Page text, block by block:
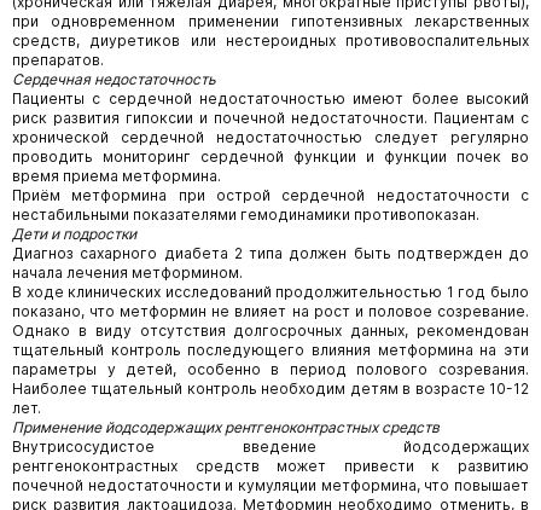
при одновременном применении гипотензивных лекарственных
средств, диуретиков или нестероидных противовоспалительных
препаратов.
Сердечная недостаточность
Пациенты с сердечной недостаточностью имеют более высокий
риск развития гипоксии и почечной недостаточности. Пациентам с
хронической сердечной недостаточностью следует регулярно
проводить мониторинг сердечной функции и функции почек во
время приема метформина.
Приём метформина при острой сердечной недостаточности с
нестабильными показателями гемодинамики противопоказан.
Дети и подростки
Диагноз сахарного диабета 2 типа должен быть подтвержден до
начала лечения метформином.
В ходе клинических исследований продолжительностью 1 год было
показано, что метформин не влияет на рост и половое созревание.
Однако в виду отсутствия долгосрочных данных, рекомендован
тщательный контроль последующего влияния метформина на эти
параметры у детей, особенно в период полового созревания.
Наиболее тщательный контроль необходим детям в возрасте 10-12
лет.
Применение йодсодержащих рентгеноконтрастных средств
Внутрисосудистое введение йодсодержащих
рентгеноконтрастных средств может привести к развитию
почечной недостаточности и кумуляции метформина, что повышает
риск развития лактоацидоза. Метформин необходимо отменить, в